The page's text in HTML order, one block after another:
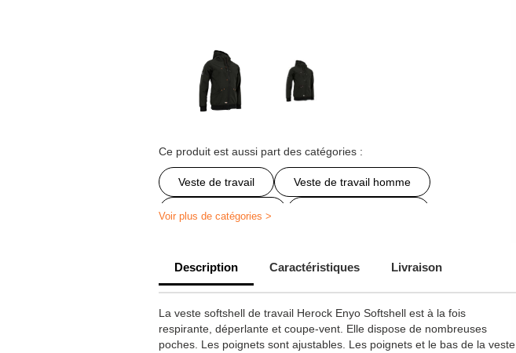
Ce produit est aussi part des catégories :
Veste de travail Veste de travail homme
Blouson de travail
Voir plus de catégories >
Description Caractéristiques Livraison
La veste softshell de travail Herock Enyo Softshell est à la fois
respirante, déperlante et coupe-vent. Elle dispose de nombreuses
poches. Les poignets sont ajustables. Les poignets et le bas de la veste